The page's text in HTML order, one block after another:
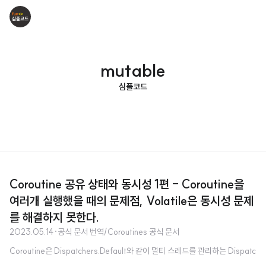
mutable
심플코드
Coroutine 공유 상태와 동시성 1편 - Coroutine을
여러개 실행했을 때의 문제점, Volatile은 동시성 문제
를 해결하지 못한다.
2023.05.14·공식 문서 번역/Coroutines 공식 문서
Coroutine은 Dispatchers.Default와 같이 멀티 스레드를 관리하는 Dispatc